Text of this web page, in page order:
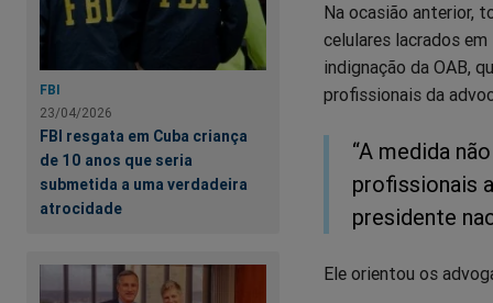
FBI
23/04/2026
FBI resgata em Cuba criança
de 10 anos que seria
submetida a uma verdadeira
atrocidade
Na ocasião anterior,
celulares lacrados
indignação da OAB,
profissionais da
“A medida
profissionais
presidente
Ele orientou os